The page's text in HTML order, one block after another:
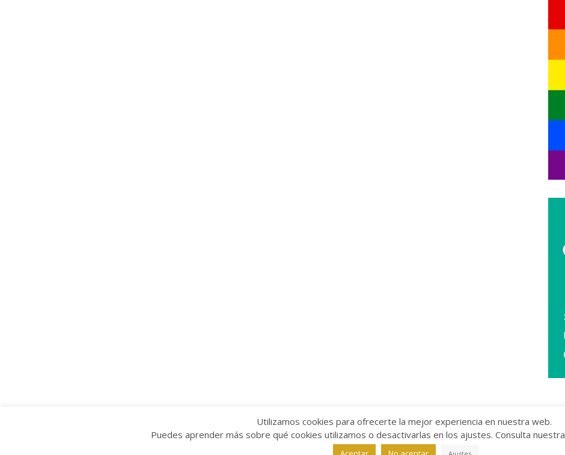
Aviso legal/Política de Privacidad /
Utilizamos cookies para ofrecerte la mejor experiencia en nuestra web.
Puedes aprender más sobre qué cookies utilizamos o desactivarlas en los ajustes. Consulta nuestra